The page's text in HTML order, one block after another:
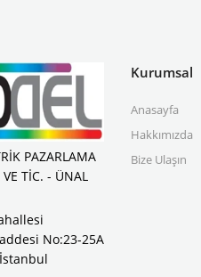
PAZARLAMA
TİC. - ÜNAL
No:23-25A
Kurumsal
Anasayfa
Hakkımızda
Bize Ulaşın